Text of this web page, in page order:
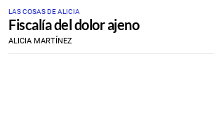
LAS COSAS DE ALICIA
Fiscalía del dolor ajeno
ALICIA MARTÍNEZ